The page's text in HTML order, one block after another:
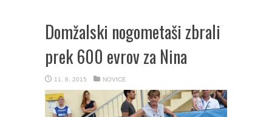
Domžalski nogometaši zbrali
prek 600 evrov za Nina
11. 8. 2015 NOVICE